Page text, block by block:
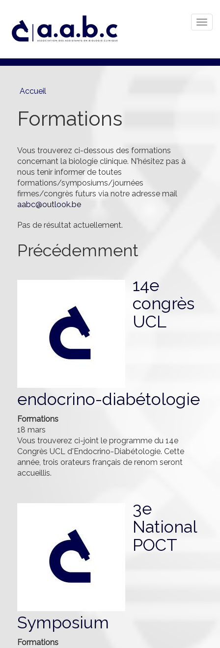
au
principalAccueil
Formations
Vous trouverez ci-dessous des formations
concernant la biologie clinique. N'hésitez pas à
nous tenir informer de toutes
formations/symposiums/journées
firmes/congrès futurs via notre adresse mail
aabc@outlook.be
Pas de résultat actuellement.
Précédemment
14e
congrès
UCL
endocrino-diabétologie
Formations
18 mars
Vous trouverez ci-joint le programme du 14e
Congrès UCL d'Endocrino-Diabétologie. Cette
année, trois orateurs français de renom seront
accueillis.
3e
National
POCT
Symposium
Formations